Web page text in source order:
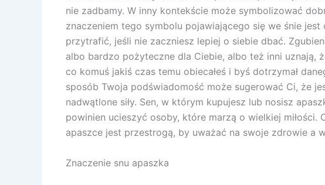
nie zadbamy. W inny kontekście może symbolizować
znaczeniem tego symbolu pojawiającego się we śnie
przytrafić, jeśli nie zaczniesz lepiej o siebie dbać.
albo bardzo pożyteczne dla Ciebie, albo też inni uznają,
co komuś jakiś czas temu obiecałeś i byś dotrzymał
sposób Twoja podświadomość może sugerować Ci, że
nadwątlone siły. Sen, w którym kupujesz lub nosisz
powinien ucieszyć osoby, które marzą o wielkiej
apaszce jest przestrogą, by uważać na swoje zdrowie a
Znaczenie snu apaszka